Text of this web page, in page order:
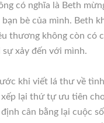
có nghĩa là Beth
bạn bè của mình. Beth
thương không còn có
sự xảy đến với mình.
khi viết lá thư về
lại thứ tự ưu tiên
cân bằng lại cuộc